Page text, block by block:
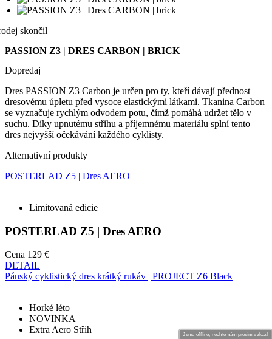
skončil
PASSION Z3 | DRES CARBON | BRICK
Dopredaj
Dres PASSION Z3 Carbon je určen pro ty, kteří dávají přednost
dresovému úpletu před vysoce elastickými látkami. Tkanina Carbon
se vyznačuje rychlým odvodem potu, čímž pomáhá udržet tělo v
suchu. Díky upnutému střihu a příjemnému materiálu splní tento
dres nejvyšší očekávání každého cyklisty.
Alternativní produkty
POSTERLAD Z5 | Dres AERO
Limitovaná edicie
POSTERLAD Z5 | Dres AERO
Cena 129 €
DETAIL
Pánský cyklistický dres krátký rukáv | PROJECT Z6 Black
Horké léto
NOVINKA
Extra Aero Střih
Jsme offline, nechte nám prosím vzkaz!